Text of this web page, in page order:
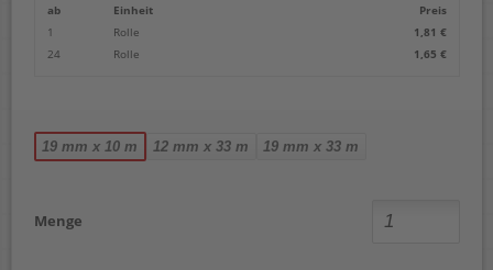
ab Einheit
Preis
1
Rolle
1,81 €
24
Rolle 1,65 €
19 mm x 10 m 12 mm x 33 m 19 mm x 33 m
Menge